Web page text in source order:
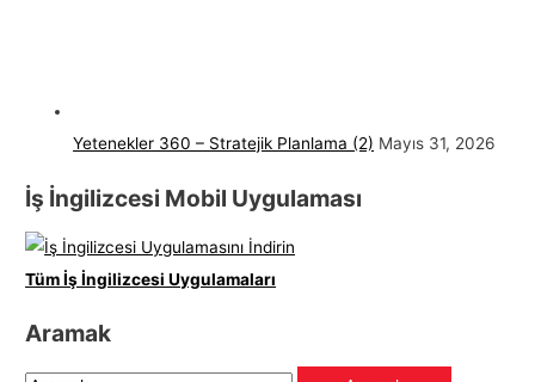
Yetenekler 360 – Stratejik Planlama (2) Mayıs 31, 2026
İş İngilizcesi Mobil Uygulaması
Tüm İş İngilizcesi Uygulamaları
Aramak